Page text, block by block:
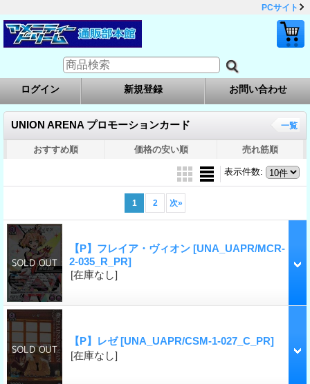
PCサイト
ログイン 新規登録 お問い合わせ
UNION ARENA プロモーションカード 一覧
おすすめ順 価格の安い順 売れ筋順
表示件数:
1 2 次»
【P】フレイア・ヴィオン [UNA_UAPR/MCR-
2-035_R_PR]
[在庫なし]
【P】レゼ[UNA_UAPR/CSM-1-027_C_PR]
[在庫なし]